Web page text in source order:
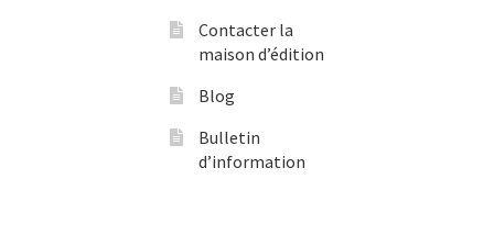
Contacter la
maison d’édition
Blog
Bulletin
d’information